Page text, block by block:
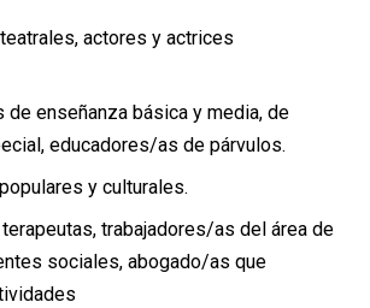
actores y actrices
enseñanza básica y media, de
educadores/as de párvulos.
y culturales.
trabajadores/as del área de
sociales, abogado/as que